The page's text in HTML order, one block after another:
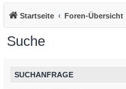
Startseite Foren-Übersicht
Suche
SUCHANFRAGE